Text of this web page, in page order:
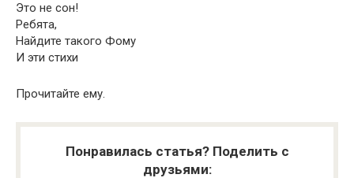
Это не сон!
Ребята,
Найдите такого Фому
И эти стихи
Прочитайте ему.
Понравилась статья? Поделить с
друзьями: